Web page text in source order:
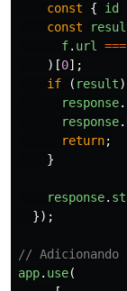
const
{ id
const
f. url ===
)[0];
if
( result)
response.
response.
return;
}
response.
});
// Adicionando
app. use(